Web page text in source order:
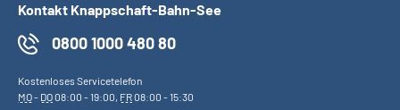
Kontakt Knappschaft-Bahn-See
0800 1000 480 80
Kostenloses Servicetelefon
MO- DO08:00 - 19:00, FR08:00 - 15:30